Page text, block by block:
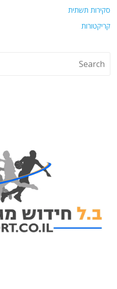
סקירות תשתית
קריקטורות